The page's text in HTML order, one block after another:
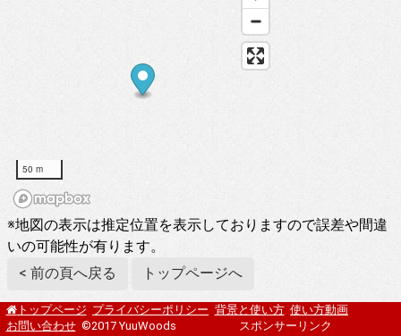
50 m
※地図の表示は推定位置を表示しておりますので誤差や間違
いの可能性が有ります。
< 前の頁へ戻る
トップページへ
トップページ プライバシーポリシー 背景と使い方 使い方動画
お問い合わせ ©2017 YuuWoods スポンサーリンク